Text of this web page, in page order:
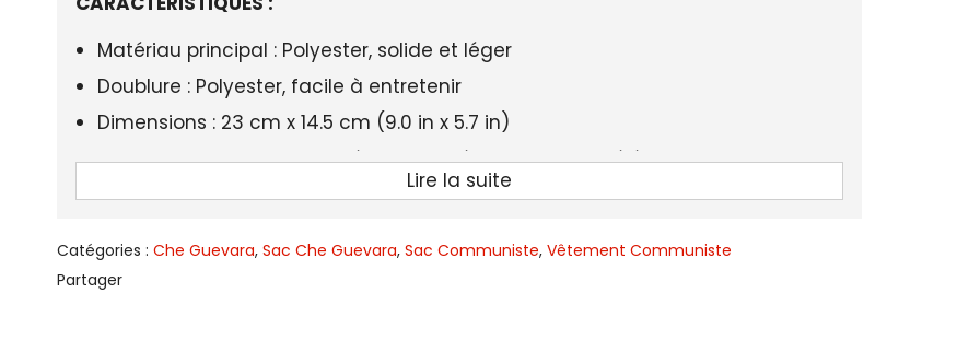
Matériau principal : Polyester, solide et léger
Doublure : Polyester, facile à entretenir
Dimensions : 23 cm x 14.5 cm (9.0 in x 5.7 in)
Compartiments : Poche intérieure zippée, poche pour téléphone portable
Fermeture : Fermeture éclair pour une sécurité optimale
Genre : Femme
Lire la suite
Catégories : Che Guevara, Sac Che Guevara, Sac Communiste, Vêtement Communiste
Partager